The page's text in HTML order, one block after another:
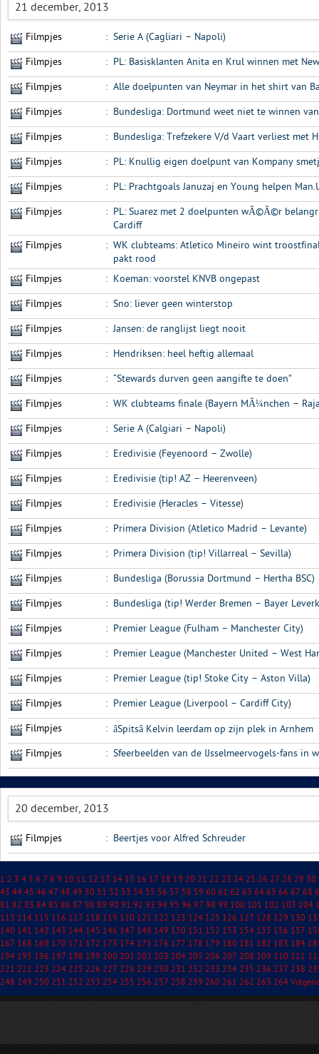
21 december, 2013
Filmpjes : Serie A (Cagliari – Napoli)
Filmpjes : PL: Basisklanten Anita en Krul winnen met
Filmpjes : Alle doelpunten van Neymar in het shirt van
Filmpjes : Bundesliga: Dortmund weet niet te winnen van
Filmpjes : Bundesliga: Trefzekere V/d Vaart verliest met
Filmpjes : PL: Knullig eigen doelpunt van Kompany
Filmpjes : PL: Prachtgoals Januzaj en Young helpen
Filmpjes : PL: Suarez met 2 doelpunten wÃ©Ã©r
Cardiff
Filmpjes
: WK clubteams: Atletico Mineiro wint
pakt rood
Filmpjes
: Koeman: voorstel KNVB ongepast
Filmpjes : Sno: liever geen winterstop
Filmpjes : Jansen: de ranglijst liegt nooit
Filmpjes : Hendriksen: heel heftig allemaal
Filmpjes : “Stewards durven geen aangifte te doen”
Filmpjes : WK clubteams finale (Bayern MÃ¼nchen –
Filmpjes : Serie A (Calgiari – Napoli)
Filmpjes : Eredivisie (Feyenoord – Zwolle)
Filmpjes : Eredivisie (tip! AZ – Heerenveen)
Filmpjes : Eredivisie (Heracles – Vitesse)
Filmpjes : Primera Division (Atletico Madrid – Levante)
Filmpjes : Primera Division (tip! Villarreal – Sevilla)
Filmpjes : Bundesliga (Borussia Dortmund – Hertha BSC)
Filmpjes : Bundesliga (tip! Werder Bremen – Bayer
Filmpjes : Premier League (Fulham – Manchester City)
Filmpjes : Premier League (Manchester United – West
Filmpjes : Premier League (tip! Stoke City – Aston Villa)
Filmpjes : Premier League (Liverpool – Cardiff City)
Filmpjes : âSpitsâ Kelvin leerdam op zijn plek in Arnhem
Filmpjes
: Sfeerbeelden van de IJsselmeervogels-fans in
20 december, 2013
Filmpjes : Beertjes voor Alfred Schreuder
1 2 3 4 5 6 7 8 9 10 11 12 13 14 15 16 17 18 19 20 21 22 23 24 25 26 27 28 29 30
43 44 45 46 47 48 49 50 51 52 53 54 55 56 57 58 59 60 61 62 63 64 65 66 67 68
81 82 83 84 85 86 87 88 89 90 91 92 93 94 95 96 97 98 99 100 101 102 103 104
113 114 115 116 117 118 119 120 121 122 123 124 125 126 127 128 129 130
140 141 142 143 144 145 146 147 148 149 150 151 152 153 154 155 156 157
167 168 169 170 171 172 173 174 175 176 177 178 179 180 181 182 183 184
194 195 196 197 198 199 200 201 202 203 204 205 206 207 208 209 210 211
221 222 223 224 225 226 227 228 229 230 231 232 233 234 235 236 237 238
248 249 250 251 252 253 254 255 256 257 258 259 260 261 262 263 264